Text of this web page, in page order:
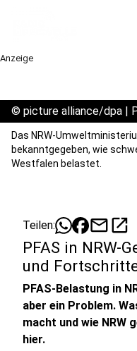
Anzeige
© picture alliance/dpa |
Das NRW-
bekanntgegeben, wie
Westfalen belastet.
Teilen: mailopen_in_new
PFAS in NRW-
und
PFAS-Belastung in
aber ein Problem.
macht und wie NRW
hier.